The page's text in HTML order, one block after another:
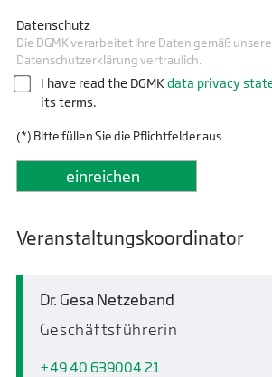
Datenschutz
Die DGMK verarbeitet Ihre Daten gemäß
Datenschutzerklärung vertraulich.
I have read the DGMKdata privacy
its terms.
(*) Bitte füllen Sie die Pflichtfelder aus
Veranstaltungskoordinator
Dr. Gesa Netzeband
Geschäftsführerin
+49 40 639004 21